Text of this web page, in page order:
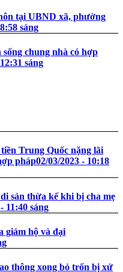
tại UBND xã, phường
sáng
chung nhà có hợp
sáng
Trung Quốc nặng lãi
pháp02/03/2023 - 10:18
sản thừa kế khi bị cha mẹ
11:40 sáng
giám hộ và đại
thông xong bỏ trốn bị xử